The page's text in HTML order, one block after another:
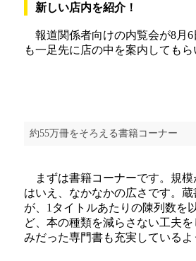
新しい店内を紹介！
報道関係者向けの内覧会が8月6
も一足先に店の中を案内してもら
約55万冊をそろえる書籍コーナー
まずは書籍コーナーです。規模
はいえ、なかなかの広さです。
が、1タイトルあたりの陳列数を
ど、本の種類を減らさない工夫
みだった専門書も充実しているよ